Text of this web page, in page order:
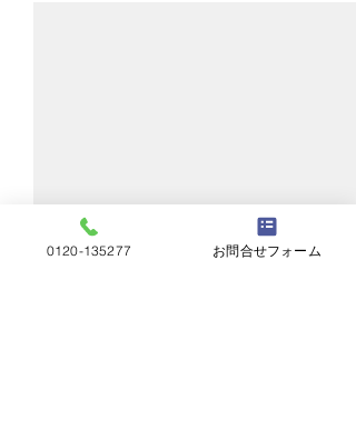
0120-135277 お問合せフォーム